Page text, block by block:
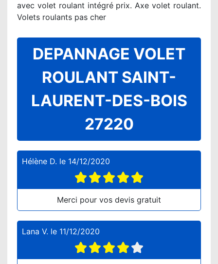
avec volet roulant intégré prix. Axe volet roulant.
Volets roulants pas cher
DEPANNAGE VOLET
ROULANT SAINT-
LAURENT-DES-BOIS
27220
Hélène D. le 14/12/2020
Merci pour vos devis gratuit
Lana V. le 11/12/2020